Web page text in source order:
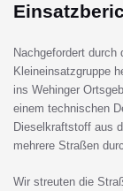
Nachgefordert
Kleineinsatzgruppe
ins Wehinger
einem technischen
Dieselkraftstoff aus
mehrere Straßen
Wir streuten die